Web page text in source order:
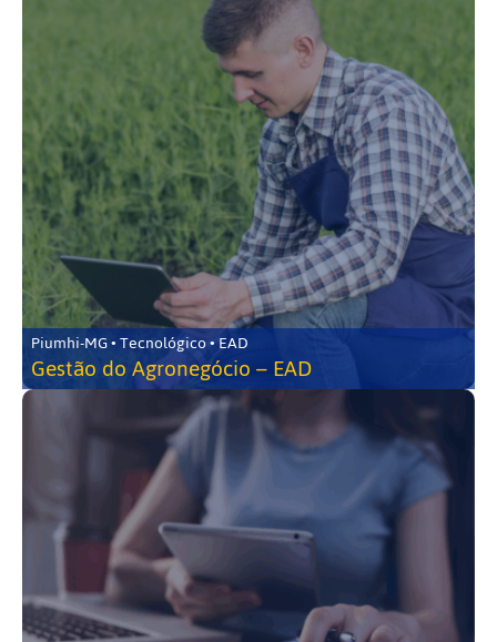
Piumhi-MG • Tecnológico • EAD
Gestão do Agronegócio – EAD